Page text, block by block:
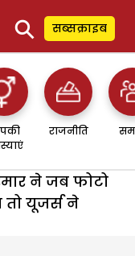
⚲ सब्सक्राइब
राजनीति
ने जब फोटो
यूजर्स ने